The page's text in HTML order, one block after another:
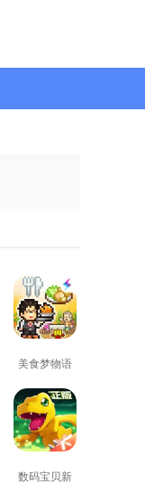
美食梦物语
正版
查看
数码宝贝新